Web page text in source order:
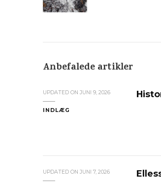
Anbefalede artikler
UPDATED ON JUNI 9, 2026
INDLÆG
UPDATED ON JUNI 7, 2026